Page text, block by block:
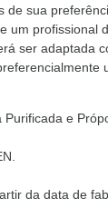
de sua
um profissional
ser adaptada
Purificada e
da data de